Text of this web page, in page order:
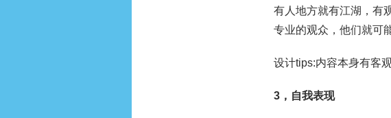
有人地方就有江湖，有
专业的观众，他们就可
设计tips:内容本身有客
3，自我表现